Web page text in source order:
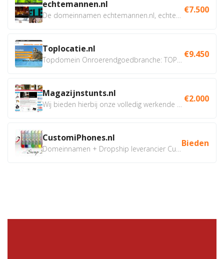
echtemannen.nl €7.500
Toplocatie.nl €9.450
Magazijnstunts.nl €2.000
CustomiPhones.nl Bieden